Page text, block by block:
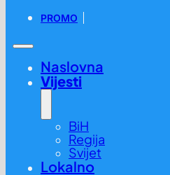
PROMO
Naslovna
Vijesti
BiH
Regija
Svijet
Lokalno